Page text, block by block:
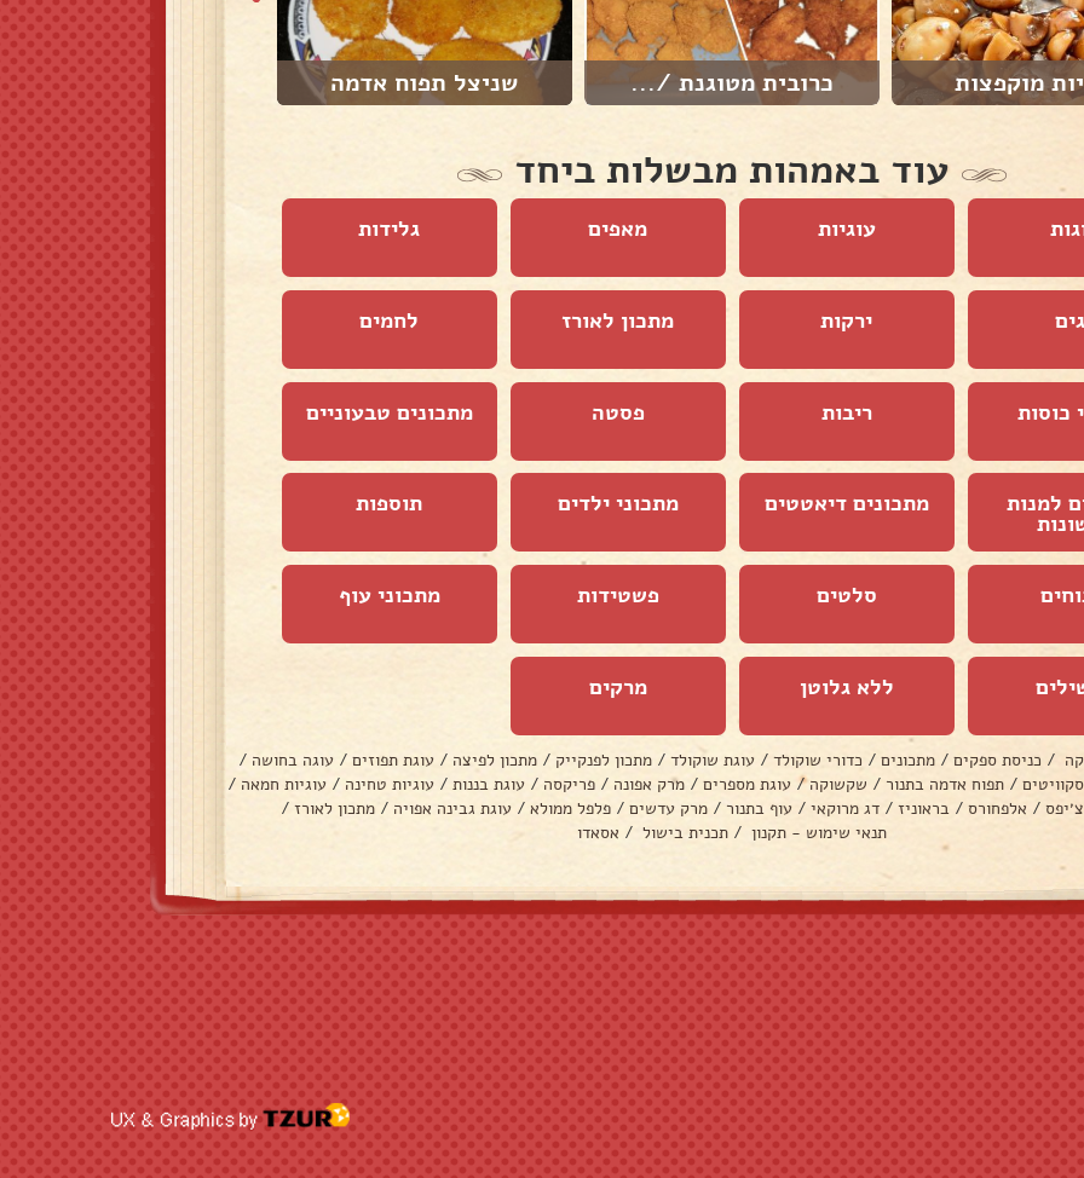
מוקפצות כרובית מטוגנת /... שניצל תפוח אדמה
עוד באמהות מבשלות ביחד
עוגיות מאפים גלידות
ירקות מתכון לאורז לחמים
כוסות ריבות פסטה מתכונים טבעוניים
למנות מתכונים דיאטטים מתכוני ילדים תוספות
סלטים פשטידות מתכוני עוף
ללא גלוטן מרקים
/ כניסת ספקים / מתכונים / כדורי שוקולד / עוגת שוקולד / מתכון לפנקייק / מתכון לפיצה / עוגת תפוזים / עוגה בחושה /
/ תפוח אדמה בתנור / שקשוקה/ עוגת מספרים / מרק אפונה / פריקסה / עוגת בננות / עוגיות טחינה / עוגיות חמאה /
/ אלפחורס / בראוניז / דג מרוקאי / עוף בתנור / מרק עדשים / פלפל ממולא / עוגת גבינה אפויה / מתכון לאורז /
תנאי שימוש - תקנון / תכנית בישול / אסאדו